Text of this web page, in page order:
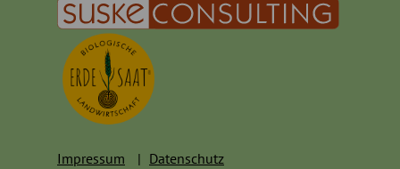
Impressum Datenschutz